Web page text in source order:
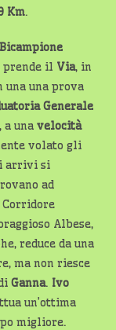
Km.
Bicampione
prende il Via, in
una una prova
Generale
, a unavelocità
volato gli
arrivi si
ad
Corridore
Albese,
reduce da una
ma non riesce
Ganna. Ivo
un’ottima
migliore.